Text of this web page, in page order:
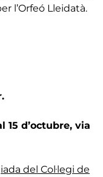
l’Orfeó Lleidatà.
15 d’octubre, via
del Col·legi de